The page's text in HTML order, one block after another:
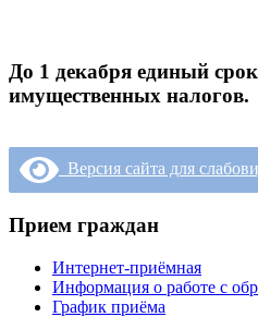
До 1 декабря единый
имущественных налогов.
Версия сайта для
Прием граждан
Интернет-приёмная
Информация о работе с
График приёма